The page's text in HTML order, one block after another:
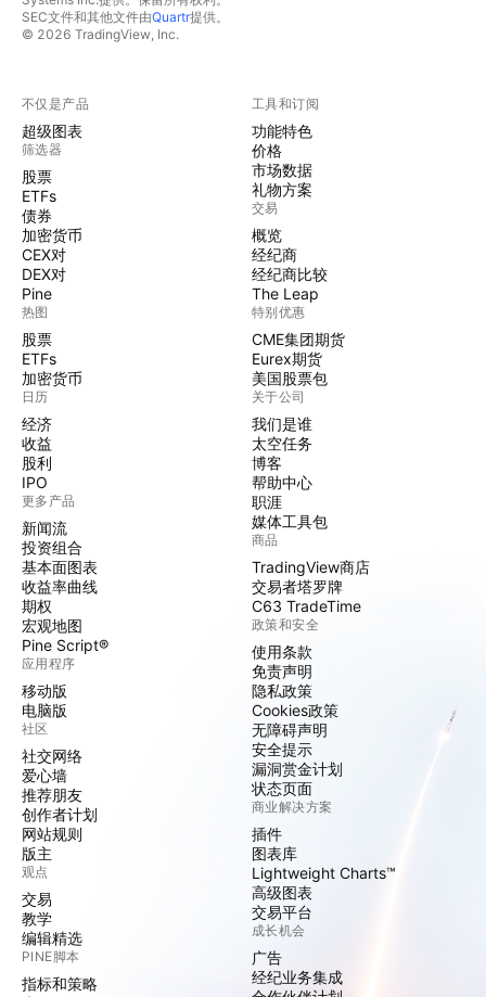
SEC文件和其他文件由Quartr提供。
© 2026 TradingView, Inc.
不仅是产品
超级图表
筛选器
股票
ETFs
债券
加密货币
CEX对
DEX对
Pine
热图
股票
ETFs
加密货币
日历
经济
收益
股利
IPO
更多产品
新闻流
投资组合
基本面图表
收益率曲线
期权
宏观地图
Pine Script®
应用程序
移动版
电脑版
社区
社交网络
爱心墙
推荐朋友
创作者计划
网站规则
版主
观点
交易
教学
编辑精选
PINE脚本
指标和策略
工具和订阅
功能特色
价格
市场数据
礼物方案
交易
概览
经纪商
经纪商比较
The Leap
特别优惠
CME集团期货
Eurex期货
美国股票包
关于公司
我们是谁
太空任务
博客
帮助中心
职涯
媒体工具包
商品
TradingView商店
交易者塔罗牌
C63 TradeTime
政策和安全
使用条款
免责声明
隐私政策
Cookies政策
无障碍声明
安全提示
漏洞赏金计划
状态页面
商业解决方案
插件
图表库
Lightweight Charts™
高级图表
交易平台
成长机会
广告
经纪业务集成